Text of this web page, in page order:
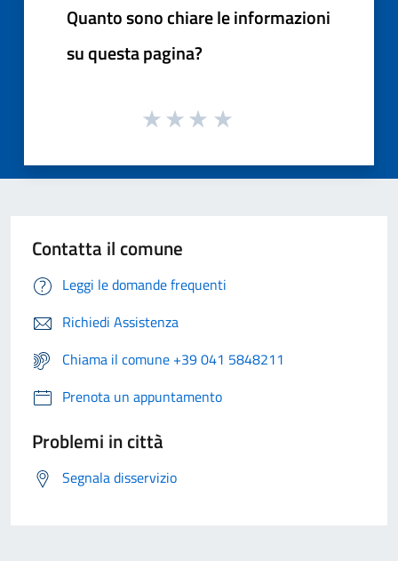
Quanto sono chiare le informazioni
su questa pagina?
Contatta il comune
Leggi le domande frequenti
Richiedi Assistenza
Chiama il comune +39 041 5848211
Prenota un appuntamento
Problemi in città
Segnala disservizio